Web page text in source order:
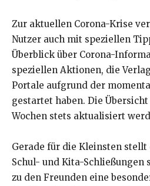
Zur aktuellen Corona-Krise
Nutzer auch mit speziellen
Überblick über Corona-
speziellen Aktionen, die
Portale aufgrund der
gestartet haben. Die
Wochen stets aktualisiert
Gerade für die Kleinsten
Schul- und Kita-Schließungen
zu den Freunden eine